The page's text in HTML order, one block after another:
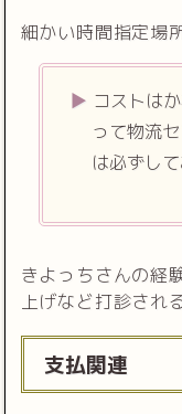
細かい時間指定場
コストは
って物流
は必ずして
きよっちさんの経
上げなど打診され
支払関連